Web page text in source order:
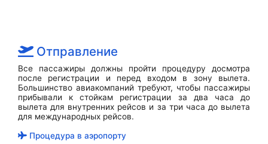
Отправление
Все пассажиры должны пройти процедуру досмотра
после регистрации и перед входом в зону вылета.
Большинство авиакомпаний требуют, чтобы пассажиры
прибывали к стойкам регистрации за два часа до
вылета для внутренних рейсов и за три часа до вылета
для международных рейсов.
Процедура в аэропорту